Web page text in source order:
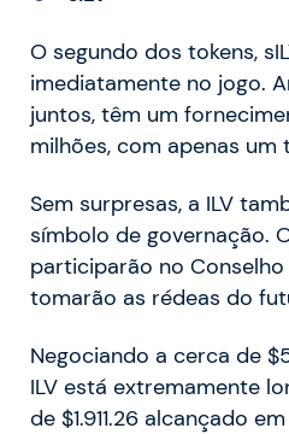
O segundo dos tokens,
imediatamente no jogo.
juntos, têm um
milhões, com apenas um
Sem surpresas, a ILV
símbolo de governação.
participarão no Conselho
tomarão as rédeas do
Negociando a cerca de
ILV está extremamente
de $1.911.26 alcançado